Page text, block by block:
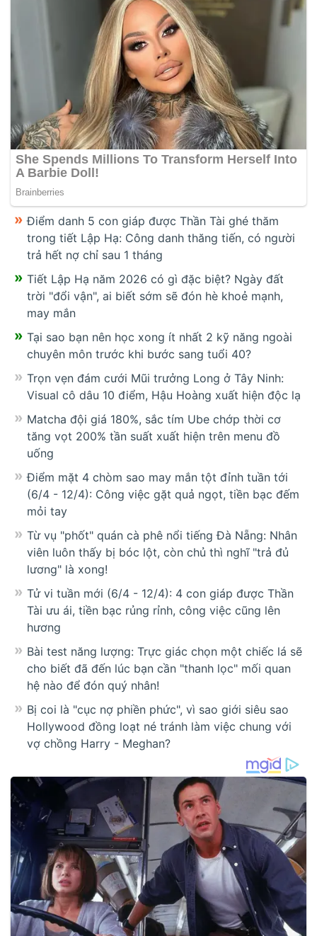
Điểm danh 5 con giáp được Thần Tài ghé thăm
trong tiết Lập Hạ: Công danh thăng tiến, có người
trả hết nợ chỉ sau 1 tháng
Tiết Lập Hạ năm 2026 có gì đặc biệt? Ngày đất
trời "đổi vận", ai biết sớm sẽ đón hè khoẻ mạnh,
may mắn
Tại sao bạn nên học xong ít nhất 2 kỹ năng ngoài
chuyên môn trước khi bước sang tuổi 40?
Trọn vẹn đám cưới Mũi trưởng Long ở Tây Ninh:
Visual cô dâu 10 điểm, Hậu Hoàng xuất hiện độc lạ
Matcha đội giá 180%, sắc tím Ube chớp thời cơ
tăng vọt 200% tần suất xuất hiện trên menu đồ
uống
Điểm mặt 4 chòm sao may mắn tột đỉnh tuần tới
(6/4 - 12/4): Công việc gặt quả ngọt, tiền bạc đếm
mỏi tay
Từ vụ "phốt" quán cà phê nổi tiếng Đà Nẵng: Nhân
viên luôn thấy bị bóc lột, còn chủ thì nghĩ "trả đủ
lương" là xong!
Tử vi tuần mới (6/4 - 12/4): 4 con giáp được Thần
Tài ưu ái, tiền bạc rủng rỉnh, công việc cũng lên
hương
Bài test năng lượng: Trực giác chọn một chiếc lá sẽ
cho biết đã đến lúc bạn cần "thanh lọc" mối quan
hệ nào để đón quý nhân!
Bị coi là "cục nợ phiền phức", vì sao giới siêu sao
Hollywood đồng loạt né tránh làm việc chung với
vợ chồng Harry - Meghan?